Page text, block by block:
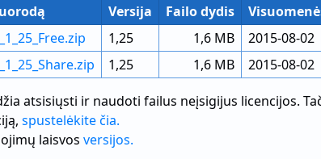
Versija Failo dydis
1,25 1,6 MB 2015-08-02
1,25 1,6 MB 2015-08-02
atsisiųsti ir naudoti failus neįsigijus licencijos.
spustelėkite čia.
laisvos versijos.